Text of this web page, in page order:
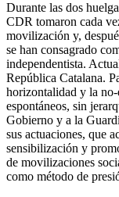
Durante las dos
CDR tomaron cada
movilización y,
se han consagrado
independentista.
República Catalana.
horizontalidad y la
espontáneos, sin
Gobierno y a la
sus actuaciones, que
sensibilización y
de movilizaciones
como método de